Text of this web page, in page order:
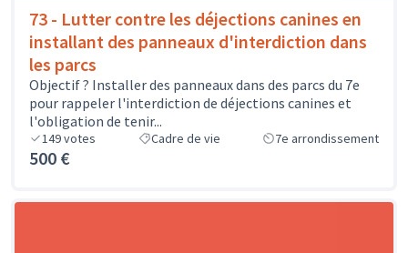
73 - Lutter contre les déjections canines en
installant des panneaux d'interdiction dans
les parcs
Objectif ? Installer des panneaux dans des parcs du 7e
pour rappeler l'interdiction de déjections canines et
l'obligation de tenir...
149votes Cadre de vie 7e arrondissement
500 €